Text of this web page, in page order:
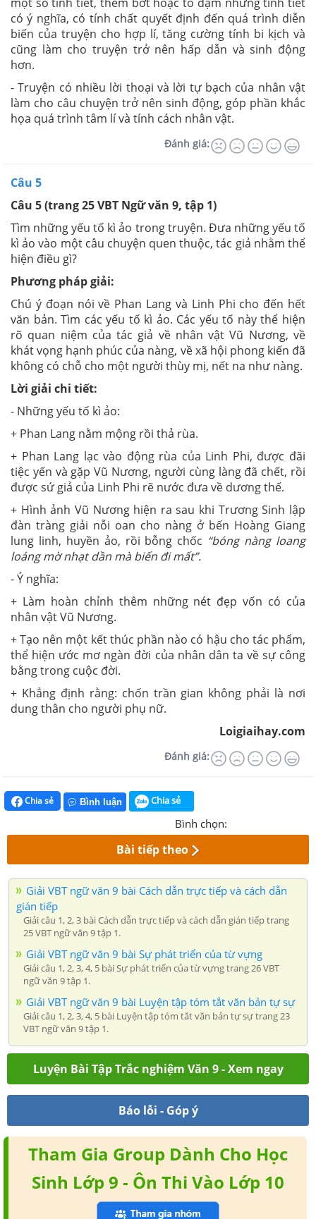
có ý nghĩa, có tính chất quyết định đến quá trình diễn
biến của truyện cho hợp lí, tăng cường tính bi kịch và
cũng làm cho truyện trở nên hấp dẫn và sinh động
hơn.
- Truyện có nhiều lời thoại và lời tự bạch của nhân vật
làm cho câu chuyện trở nên sinh động, góp phần khắc
họa quá trình tâm lí và tính cách nhân vật.
Đánh giá:
Câu 5
Câu 5(trang 25 VBT Ngữ văn 9, tập 1)
Tìm những yếu tố kì ảo trong truyện. Đưa những yếu tố
kì ảo vào một câu chuyện quen thuộc, tác giả nhằm thể
hiện điều gì?
Phương pháp giải:
Chú ý đoạn nói về Phan Lang và Linh Phi cho đến hết
văn bản. Tìm các yếu tố kì ảo. Các yếu tố này thể hiện
rõ quan niệm của tác giả về nhân vật Vũ Nương, về
khát vọng hạnh phúc của nàng, về xã hội phong kiến đã
không có chỗ cho một người thùy mị, nết na như nàng.
Lời giải chi tiết:
- Những yếu tố kì ảo:
+ Phan Lang nằm mộng rồi thả rùa.
+ Phan Lang lạc vào động rùa của Linh Phi, được đãi
tiệc yến và gặp Vũ Nương, người cùng làng đã chết, rồi
được sứ giả của Linh Phi rẽ nước đưa về dương thế.
+ Hình ảnh Vũ Nương hiện ra sau khi Trương Sinh lập
đàn tràng giải nỗi oan cho nàng ở bến Hoàng Giang
lung linh, huyền ảo, rồi bỗng chốc “bóng nàng loang
loáng mờ nhạt dần mà biến đi mất”.
- Ý nghĩa:
+ Làm hoàn chỉnh thêm những nét đẹp vốn có của
nhân vật Vũ Nương.
+ Tạo nên một kết thúc phần nào có hậu cho tác phẩm,
thể hiện ước mơ ngàn đời của nhân dân ta về sự công
bằng trong cuộc đời.
+ Khẳng định rằng: chốn trần gian không phải là nơi
dung thân cho người phụ nữ.
Loigiaihay.com
Đánh giá:
Chia sẻ Bình luận Chia sẻ
Bình chọn:
Bài tiếp theo
Giải VBT ngữ văn 9 bài Cách dẫn trực tiếp và cách dẫn
gián tiếp
Giải câu 1, 2, 3 bài Cách dẫn trực tiếp và cách dẫn gián tiếp trang
25 VBT ngữ văn 9 tập 1.
Giải VBT ngữ văn 9 bài Sự phát triển của từ vựng
Giải câu 1, 2, 3, 4, 5 bài Sự phát triển của từ vựng trang 26 VBT
ngữ văn 9 tập 1.
Giải VBT ngữ văn 9 bài Luyện tập tóm tắt văn bản tự sự
Giải câu 1, 2, 3, 4, 5 bài Luyện tập tóm tắt văn bản tự sự trang 23
VBT ngữ văn 9 tập 1.
Luyện Bài Tập Trắc nghiệm Văn 9 - Xem ngay
Báo lỗi - Góp ý
Tham Gia Group Dành Cho Học
Sinh Lớp 9 - Ôn Thi Vào Lớp 10